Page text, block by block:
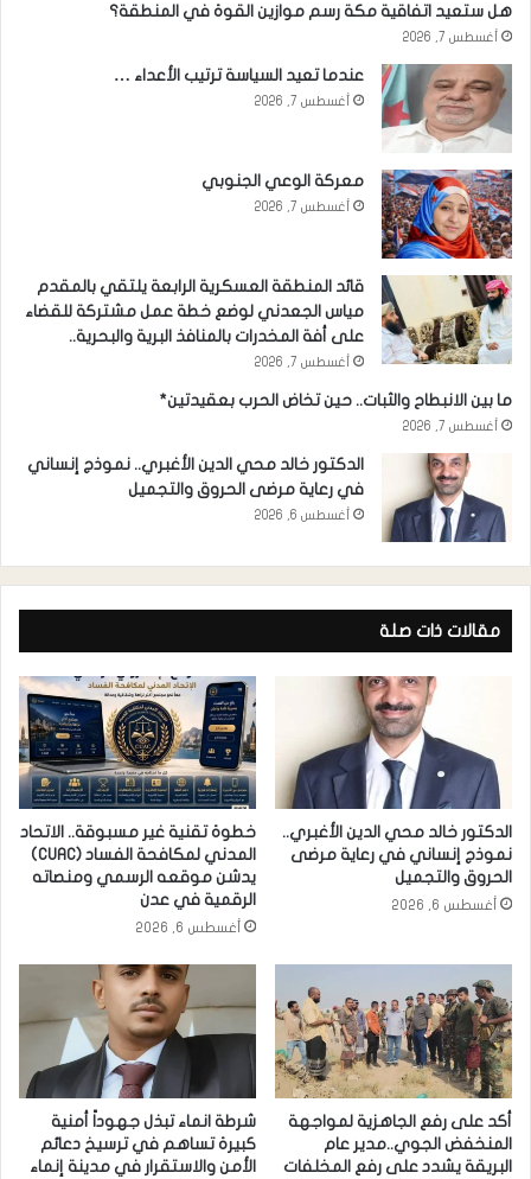
هل ستعيد اتفاقية مكة رسم موازين القوة في المنطقة؟
أغسطس 7, 2026
عندما تعيد السياسة ترتيب الأعداء …
أغسطس 7, 2026
معركة الوعي الجنوبي
أغسطس 7, 2026
قائد المنطقة العسكرية الرابعة يلتقي بالمقدم
مياس الجعدني لوضع خطة عمل مشتركة للقضاء
على أفة المخدرات بالمنافذ البرية والبحرية..
أغسطس 7, 2026
ما بين الانبطاح والثبات.. حين تخاض الحرب بعقيدتين*
أغسطس 7, 2026
الدكتور خالد محي الدين الأغبري.. نموذج إنساني
في رعاية مرضى الحروق والتجميل
أغسطس 6, 2026
مقالات ذات صلة
الدكتور خالد محي الدين الأغبري..
نموذج إنساني في رعاية مرضى
الحروق والتجميل
أغسطس 6, 2026
خطوة تقنية غير مسبوقة.. الاتحاد
المدني لمكافحة الفساد (CUAC)
يدشن موقعه الرسمي ومنصاته
الرقمية في عدن
أغسطس 6, 2026
أكد على رفع الجاهزية لمواجهة
المنخفض الجوي..مدير عام
البريقة يشدد على رفع المخلفات
شرطة انماء تبذل جهوداً أمنية
كبيرة تساهم في ترسيخ دعائم
الأمن والاستقرار في مدينة إنماء